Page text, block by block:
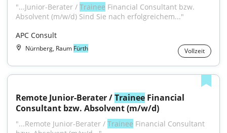
"...Junior-Berater / Trainee Financial Consultant bzw.
Absolvent (m/w/d) Sind Sie nach erfolgreichem..."
APC Consult
Nürnberg, Raum Fürth Vollzeit
Remote Junior-Berater / Trainee Financial
Consultant bzw. Absolvent (m/w/d)
"...Remote Junior-Berater / Trainee Financial Consultant